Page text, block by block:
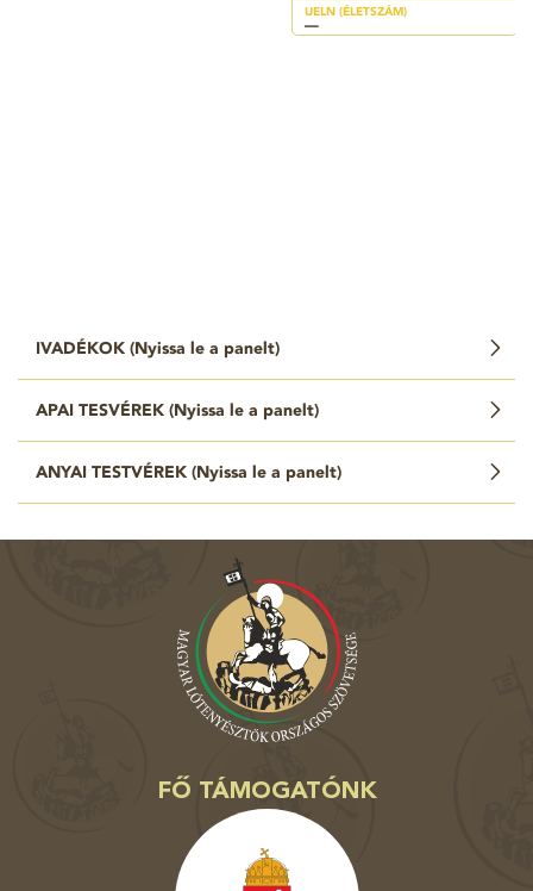
UELN (ÉLETSZÁM)
—
IVADÉKOK ( Nyissa le a panelt)
APAI TESVÉREK ( Nyissa le a panelt)
ANYAI TESTVÉREK ( Nyissa le a panelt)
FŐ TÁMOGATÓNK